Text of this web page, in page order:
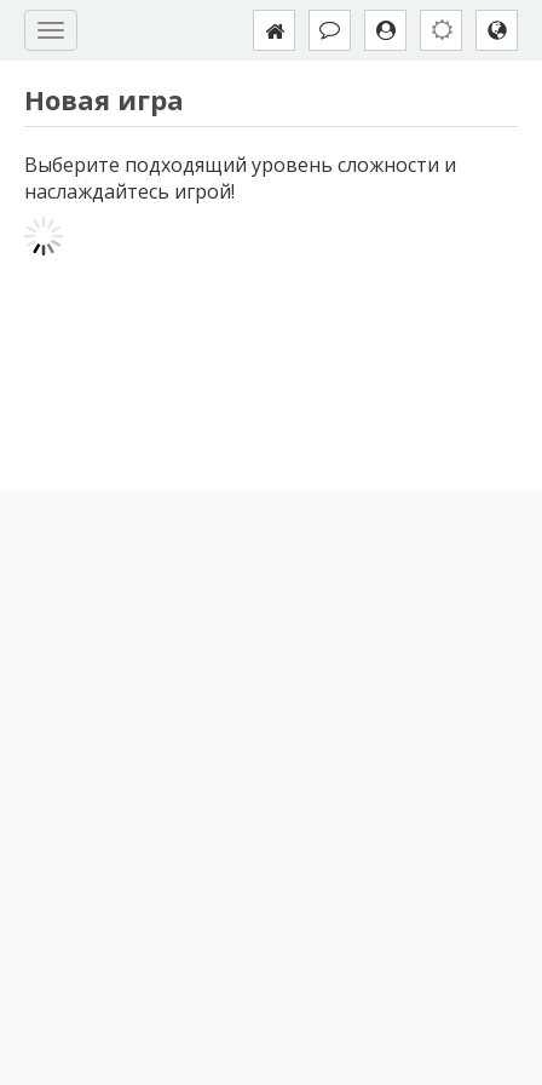
Новая игра
Выберите подходящий уровень сложности и
наслаждайтесь игрой!